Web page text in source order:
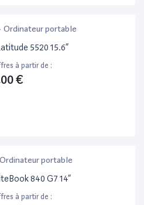
Ordinateur portable
5520 15.6”
à partir de :
€
Ordinateur portable
840 G7 14”
à partir de :